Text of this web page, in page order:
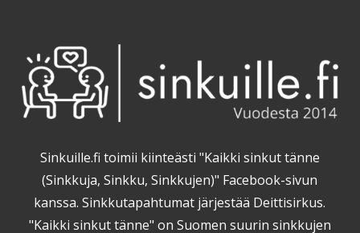
Sinkuille.fi toimii kiinteästi "Kaikki sinkut tänne
(Sinkkuja, Sinkku, Sinkkujen)" Facebook-sivun
kanssa. Sinkkutapahtumat järjestää Deittisirkus.
"Kaikki sinkut tänne" on Suomen suurin sinkkujen